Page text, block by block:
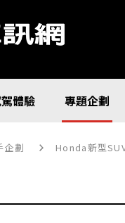
體驗 專題企劃
企劃 Honda新型